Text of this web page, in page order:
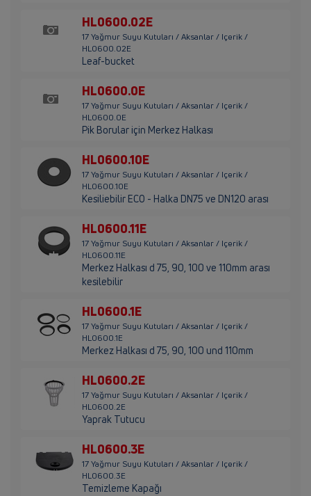
HL0600.02E
17 Yağmur Suyu Kutuları / Aksanlar / Içerik /
HL0600.02E
Leaf-bucket
HL0600.0E
17 Yağmur Suyu Kutuları / Aksanlar / Içerik /
HL0600.0E
Pik Borular için Merkez Halkası
HL0600.10E
17 Yağmur Suyu Kutuları / Aksanlar / Içerik /
HL0600.10E
Kesiliebilir ECO - Halka DN75 ve DN120 arası
HL0600.11E
17 Yağmur Suyu Kutuları / Aksanlar / Içerik /
HL0600.11E
Merkez Halkası d 75, 90, 100 ve 110mm arası
kesilebilir
HL0600.1E
17 Yağmur Suyu Kutuları / Aksanlar / Içerik /
HL0600.1E
Merkez Halkası d 75, 90, 100 und 110mm
HL0600.2E
17 Yağmur Suyu Kutuları / Aksanlar / Içerik /
HL0600.2E
Yaprak Tutucu
HL0600.3E
17 Yağmur Suyu Kutuları / Aksanlar / Içerik /
HL0600.3E
Temizleme Kapağı